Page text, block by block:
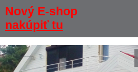
Nový E-shop
nakúpiť tu